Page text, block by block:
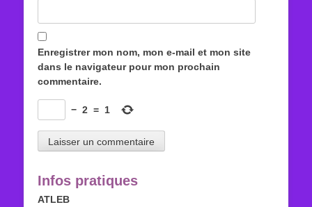
Enregistrer mon nom, mon e-mail et mon site
dans le navigateur pour mon prochain
commentaire.
− 2 = 1
Infos pratiques
ATLEB